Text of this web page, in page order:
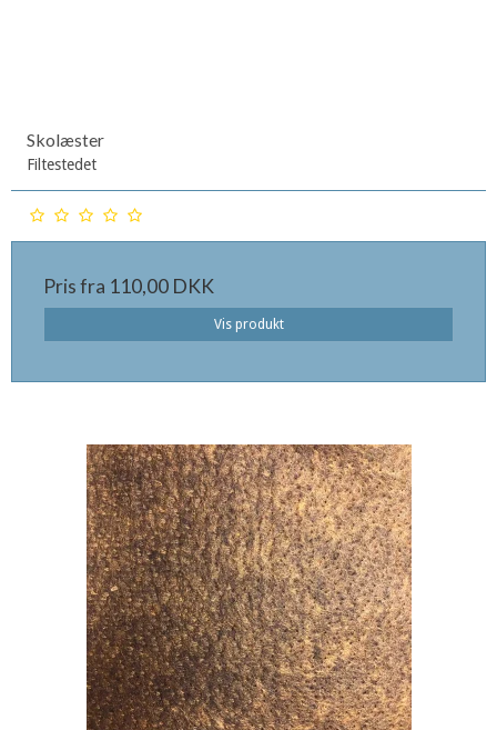
Skolæster
Filtestedet
Pris fra 110,00 DKK
Vis produkt